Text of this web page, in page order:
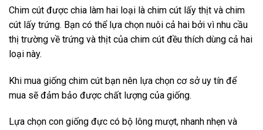
Chim cút được chia làm hai loại là chim cút lấy thịt và chim
cút lấy trứng. Bạn có thể lựa chọn nuôi cả hai bởi vì nhu cầu
thị trường về trứng và thịt của chim cút đều thích dùng cả hai
loại này.
Khi mua giống chim cút bạn nên lựa chọn cơ sở uy tín để
mua sẽ đảm bảo được chất lượng của giống.
Lựa chọn con giống đực có bộ lông mượt, nhanh nhẹn và